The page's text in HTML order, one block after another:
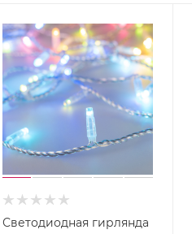
Светодиодная гирлянда